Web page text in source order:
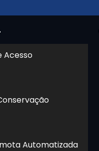
Acesso
Automatizada